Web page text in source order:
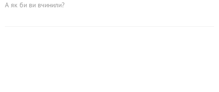
А як би ви вчинили?